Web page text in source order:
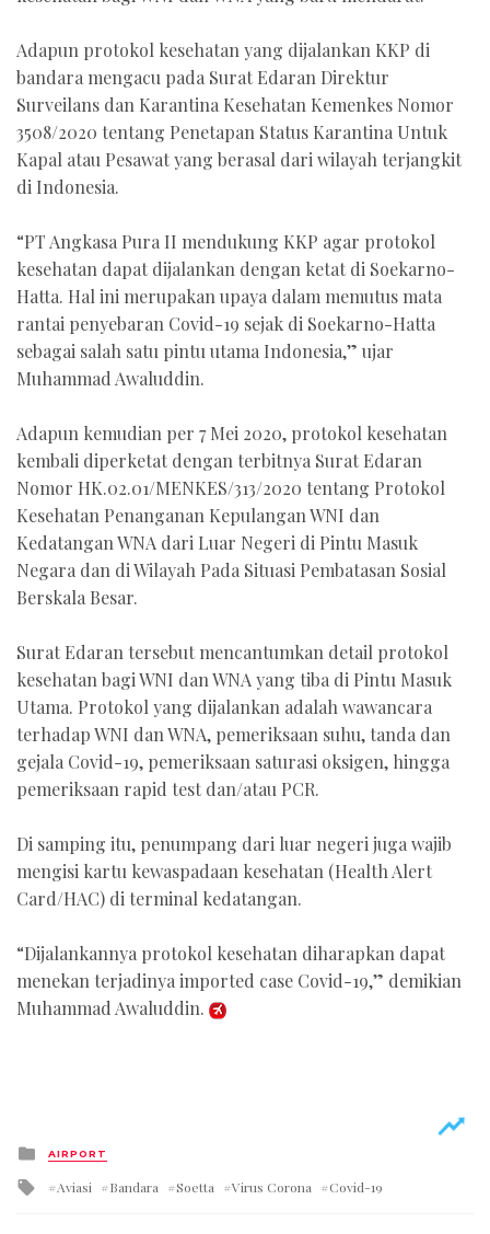
Adapun protokol kesehatan yang dijalankan KKP di
bandara mengacu pada Surat Edaran Direktur
Surveilans dan Karantina Kesehatan Kemenkes Nomor
3508/2020 tentang Penetapan Status Karantina Untuk
Kapal atau Pesawat yang berasal dari wilayah terjangkit
di Indonesia.
“PT Angkasa Pura II mendukung KKP agar protokol
kesehatan dapat dijalankan dengan ketat di Soekarno-
Hatta. Hal ini merupakan upaya dalam memutus mata
rantai penyebaran Covid-19 sejak di Soekarno-Hatta
sebagai salah satu pintu utama Indonesia,” ujar
Muhammad Awaluddin.
Adapun kemudian per 7 Mei 2020, protokol kesehatan
kembali diperketat dengan terbitnya Surat Edaran
Nomor HK.02.01/MENKES/313/2020 tentang Protokol
Kesehatan Penanganan Kepulangan WNI dan
Kedatangan WNA dari Luar Negeri di Pintu Masuk
Negara dan di Wilayah Pada Situasi Pembatasan Sosial
Berskala Besar.
Surat Edaran tersebut mencantumkan detail protokol
kesehatan bagi WNI dan WNA yang tiba di Pintu Masuk
Utama. Protokol yang dijalankan adalah wawancara
terhadap WNI dan WNA, pemeriksaan suhu, tanda dan
gejala Covid-19, pemeriksaan saturasi oksigen, hingga
pemeriksaan rapid test dan/atau PCR.
Di samping itu, penumpang dari luar negeri juga wajib
mengisi kartu kewaspadaan kesehatan (Health Alert
Card/HAC) di terminal kedatangan.
“Dijalankannya protokol kesehatan diharapkan dapat
menekan terjadinya imported case Covid-19,” demikian
Muhammad Awaluddin.
Posted
in
AIRPORT
Tagged
Aviasi Bandara Soetta Virus Corona Covid-19